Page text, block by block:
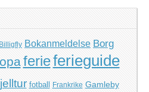
Billigfly Bokanmeldelse Borg
ferieferieguide
fotball Frankrike Gamleby